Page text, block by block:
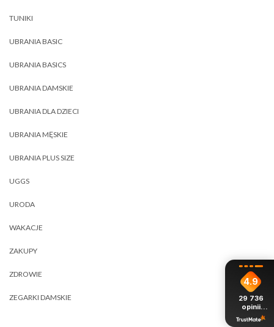
TUNIKI
UBRANIA BASIC
UBRANIA BASICS
UBRANIA DAMSKIE
UBRANIA DLA DZIECI
UBRANIA MĘSKIE
UBRANIA PLUS SIZE
UGGS
URODA
WAKACJE
ZAKUPY
ZDROWIE
ZEGARKI DAMSKIE
4.9
29 736
opinii
z całego
okresu